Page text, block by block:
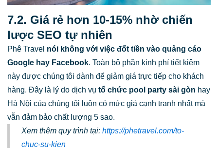
7.2. Giá rẻ hơn 10-15% nhờ chiến
lược SEO tự nhiên
Phê Travel nói không với việc đốt tiền vào quảng cáo
Google hay Facebook. Toàn bộ phần kinh phí tiết kiệm
này được chúng tôi dành để giảm giá trực tiếp cho khách
hàng. Đây là lý do dịch vụ tổ chức pool party sài gòn hay
Hà Nội của chúng tôi luôn có mức giá cạnh tranh nhất mà
vẫn đảm bảo chất lượng 5 sao.
Xem thêm quy trình tại: https://phetravel.com/to-
chuc-su-kien